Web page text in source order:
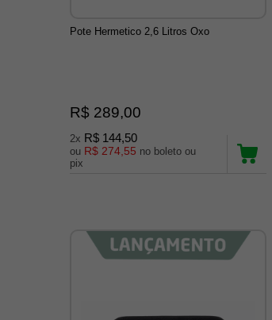
Pote Hermetico 2,6 Litros Oxo
R$ 289,00
2x R$ 144,50
ou R$ 274,55 no boleto ou
pix